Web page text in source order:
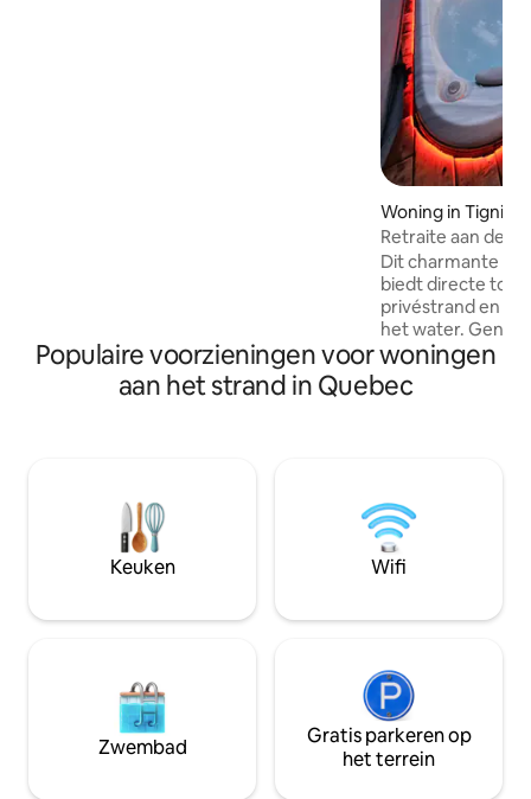
Woning in Tignish
Retraite aan de
Dit charmante
biedt directe
privéstrand en
het water. Geniet van je ochtendkoffie
terwijl je naar de
breng de dag
de kustlijn en
genieten, terwijl
uitgerust is voor
verblijf. Ontspan
naar de golven.
Populaire voorzieningen voor woningen
aan het strand in Quebec
Keuken Wifi
Zwembad
Gratis parkeren op
het terrein